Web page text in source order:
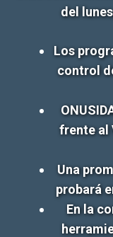
del
Los
control
frente al
Una
probará
En la